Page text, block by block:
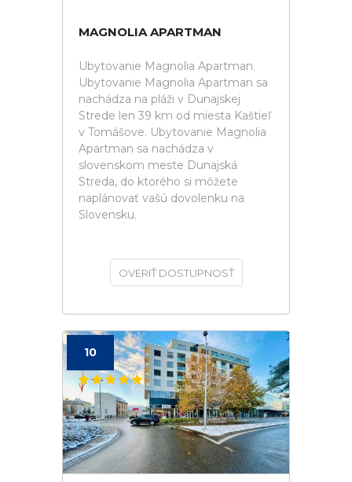
MAGNOLIA APARTMAN
Ubytovanie Magnolia Apartman.
Ubytovanie Magnolia Apartman sa
nachádza na pláži v Dunajskej
Strede len 39 km od miesta Kaštieľ
v Tomášove. Ubytovanie Magnolia
Apartman sa nachádza v
slovenskom meste Dunajská
Streda, do ktorého si môžete
naplánovať vašú dovolenku na
Slovensku.
OVERIŤ DOSTUPNOSŤ
10